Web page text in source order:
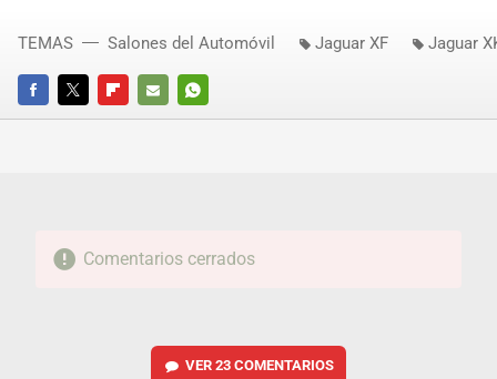
FACEBOOKTWITTERFLIPBOARD
E-
WHATSAPP
TEMAS Salones del Automóvil Jaguar XF Jaguar
Comentarios cerrados
VER 23 COMENTARIOS